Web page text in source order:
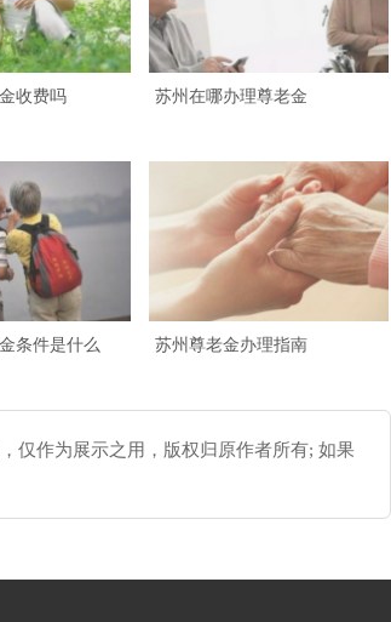
收费吗 苏州在哪办理尊老金
条件是什么 苏州尊老金办理指南
仅作为展示之用，版权归原作者所有; 如果